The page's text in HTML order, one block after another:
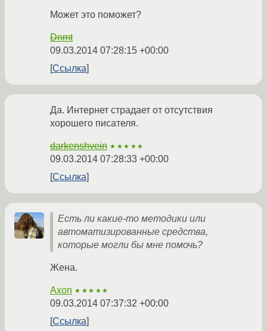
Может это поможет?
Dnmt
09.03.2014 07:28:15 +00:00
Ссылка
Да. Интернет страдает от отсутствия
хорошего писателя.
darkenshvein ★★★★★
09.03.2014 07:28:33 +00:00
Ссылка
Есть ли какие-то методики или
автоматизированные средства,
которые могли бы мне помочь?
Жена.
Axon ★★★★★
09.03.2014 07:37:32 +00:00
Ссылка